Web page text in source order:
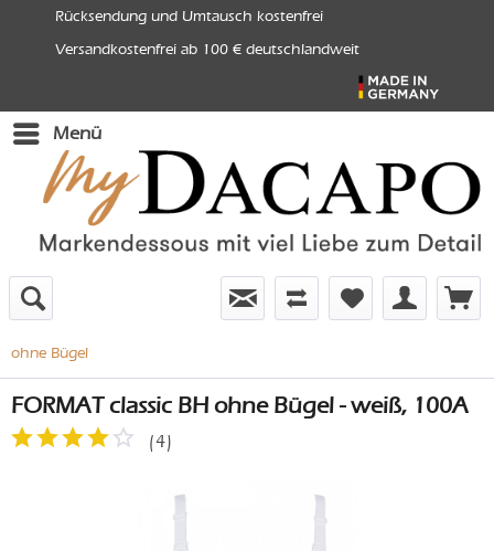
Rücksendung und Umtausch kostenfrei
Versandkostenfrei ab 100 € deutschlandweit
Menü
ohne Bügel
FORMAT classic BH ohne Bügel - weiß, 100A
(4)